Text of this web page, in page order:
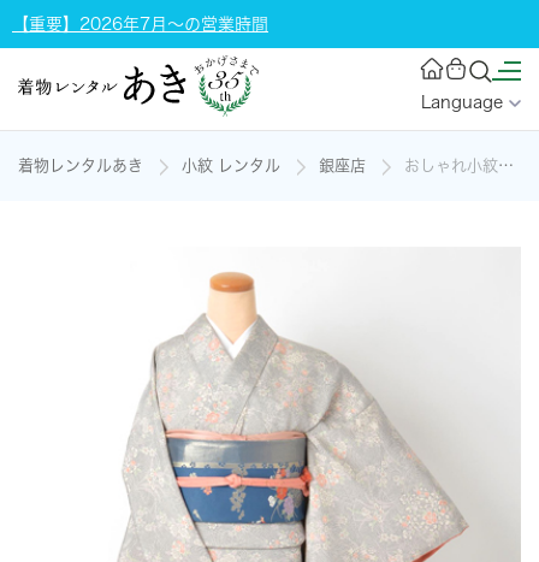
【重要】2026年7月～の営業時間
Language
着物レンタルあき 小紋 レンタル 銀座店 おしゃれ小紋の着物レンタル